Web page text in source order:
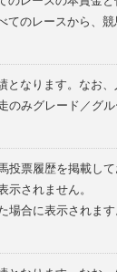
のレースから、
なります。なお
みグレード／グル
票履歴を掲載して
されません。
合に表示されます